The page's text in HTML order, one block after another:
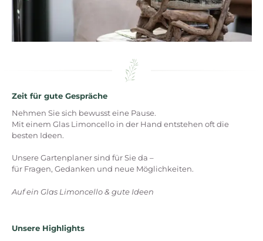
Zeit für gute Gespräche
Nehmen Sie sich bewusst eine Pause.
Mit einem Glas Limoncello in der Hand entstehen oft die
besten Ideen.
Unsere Gartenplaner sind für Sie da –
für Fragen, Gedanken und neue Möglichkeiten.
Auf ein Glas Limoncello & gute Ideen
Unsere Highlights